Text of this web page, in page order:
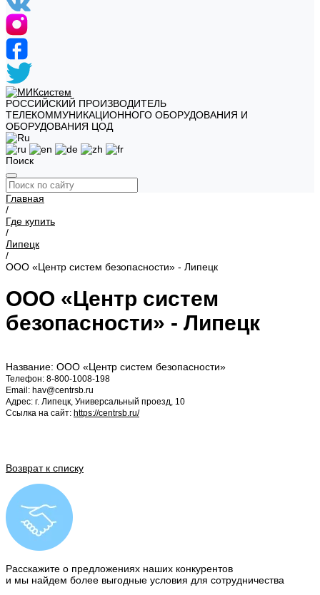
РОССИЙСКИЙ ПРОИЗВОДИТЕЛЬ
ТЕЛЕКОММУНИКАЦИОННОГО ОБОРУДОВАНИЯ И
ОБОРУДОВАНИЯ ЦОД
Поиск
Главная
/
Где купить
/
Липецк
/
ООО «Центр систем безопасности» - Липецк
ООО «Центр систем
безопасности» - Липецк
Название: ООО «Центр систем безопасности»
Телефон: 8-800-1008-198
Email: hav@centrsb.ru
Адрес: г. Липецк, Универсальный проезд, 10
Ссылка на сайт: https://centrsb.ru/
Возврат к списку
Расскажите о предложениях наших конкурентов
и мы найдем более выгодные условия для сотрудничества